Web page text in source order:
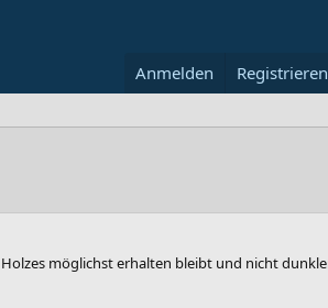
Anmelden Registrieren
möglichst erhalten bleibt und nicht